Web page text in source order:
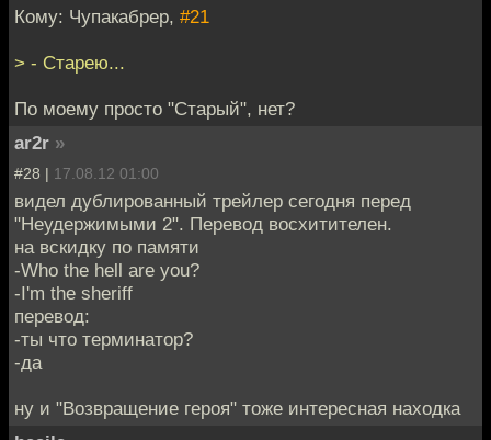
Кому: Чупакабрер, #21
> - Старею...
По моему просто "Старый", нет?
ar2r »
#28 | 17.08.12 01:00
видел дублированный трейлер сегодня перед
"Неудержимыми 2". Перевод восхитителен.
на вскидку по памяти
-Who the hell are you?
-I'm the sheriff
перевод:
-ты что терминатор?
-да
ну и "Возвращение героя" тоже интересная находка